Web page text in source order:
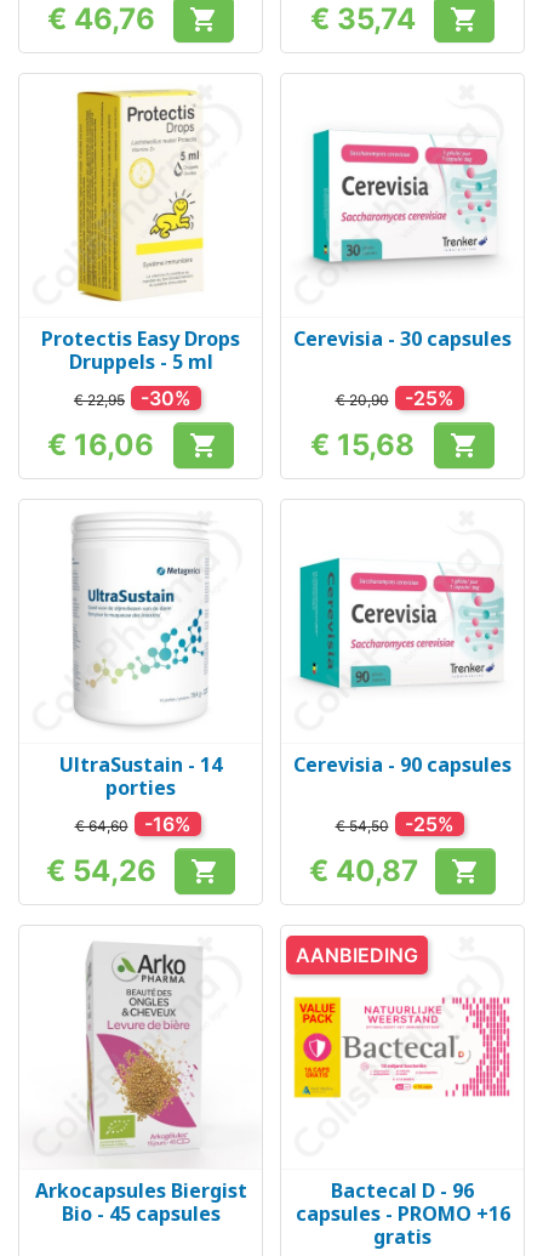
Prijs
€ 46,76  Prijs
€ 35,74 
Protectis Easy Drops
Druppels - 5 ml
€ 22,95 -30%
Prijs
€ 16,06 
Cerevisia - 30 capsules
€ 20,90 -25%
Prijs
€ 15,68 
UltraSustain - 14
porties
€ 64,60 -16%
Prijs
€ 54,26 
Cerevisia - 90 capsules
€ 54,50 -25%
Prijs
€ 40,87 
Arkocapsules Biergist
Bio - 45 capsules
Bactecal D - 96
capsules - PROMO +16
gratis
AANBIEDING